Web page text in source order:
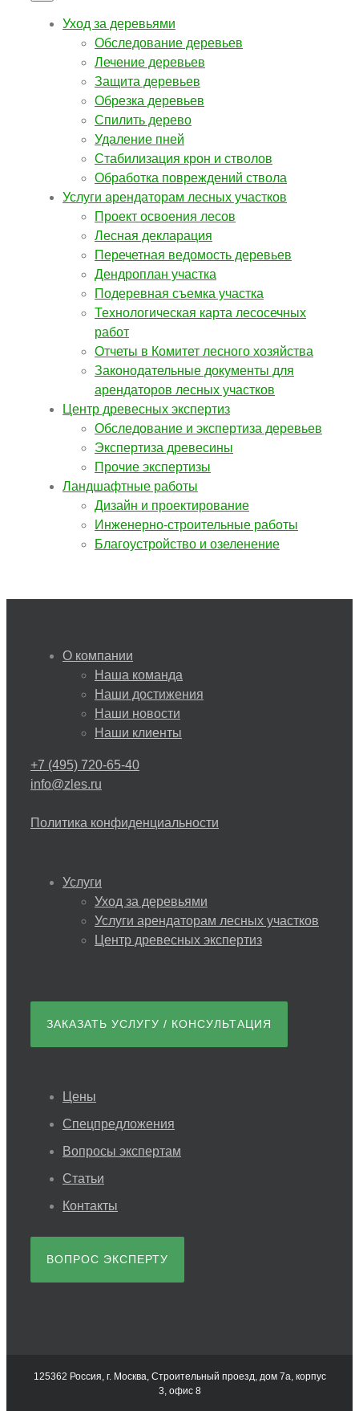
Уход за деревьями
Обследование деревьев
Лечение деревьев
Защита деревьев
Обрезка деревьев
Спилить дерево
Удаление пней
Стабилизация крон и стволов
Обработка повреждений ствола
Услуги арендаторам лесных участков
Проект освоения лесов
Лесная декларация
Перечетная ведомость деревьев
Дендроплан участка
Подеревная съемка участка
Технологическая карта лесосечных
работ
Отчеты в Комитет лесного хозяйства
Законодательные документы для
арендаторов лесных участков
Центр древесных экспертиз
Обследование и экспертиза деревьев
Экспертиза древесины
Прочие экспертизы
Ландшафтные работы
Дизайн и проектирование
Инженерно-строительные работы
Благоустройство и озеленение
О компании
Наша команда
Наши достижения
Наши новости
Наши клиенты
+7 (495) 720-65-40
info@zles.ru
Политика конфиденциальности
Услуги
Уход за деревьями
Услуги арендаторам лесных участков
Центр древесных экспертиз
ЗАКАЗАТЬ УСЛУГУ / КОНСУЛЬТАЦИЯ
Цены
Спецпредложения
Вопросы экспертам
Статьи
Контакты
ВОПРОС ЭКСПЕРТУ
125362 Россия, г. Москва, Строительный проезд, дом 7а, корпус
3, офис 8